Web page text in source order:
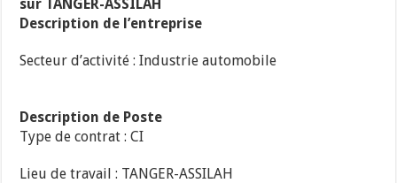
sur TANGER-ASSILAH
Description de l’entreprise
Secteur d’activité : Industrie automobile
Description de Poste
Type de contrat : CI
Lieu de travail : TANGER-ASSILAH